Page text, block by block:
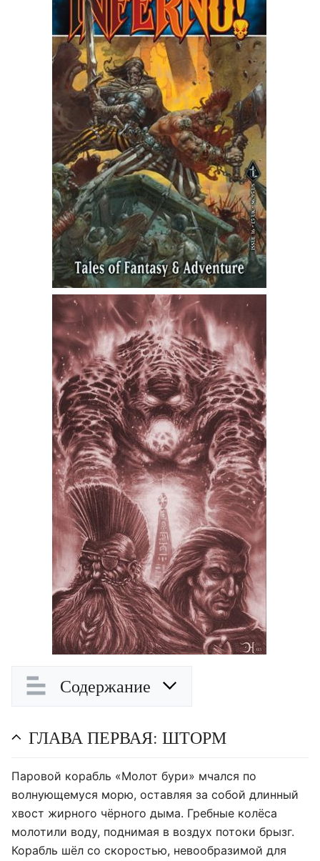
Содержание
ГЛАВА ПЕРВАЯ: ШТОРМ
Паровой корабль «Молот бури» мчался по
волнующемуся морю, оставляя за собой длинный
хвост жирного чёрного дыма. Гребные колёса
молотили воду, поднимая в воздух потоки брызг.
Корабль шёл со скоростью, невообразимой для